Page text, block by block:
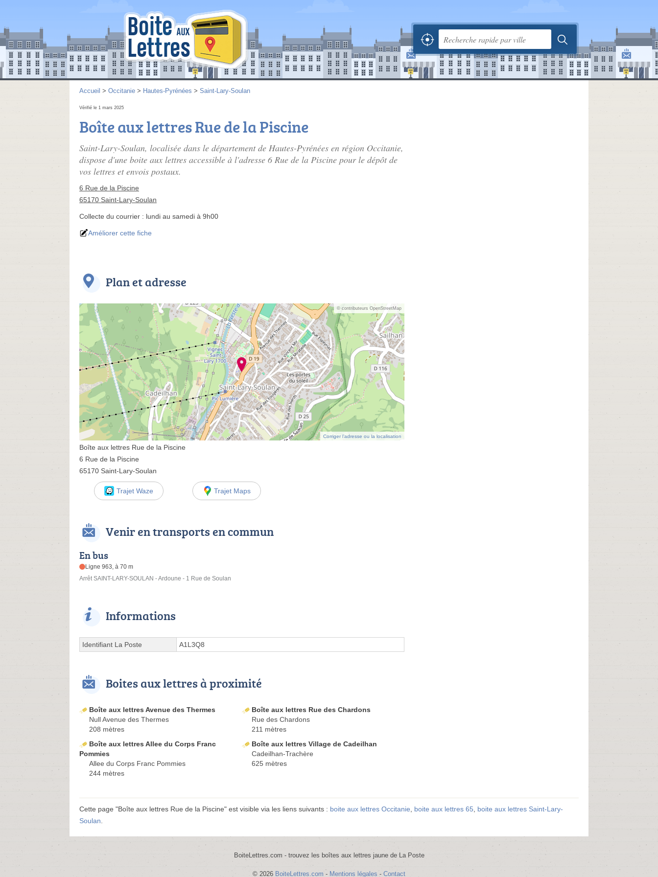
Accueil > Occitanie > Hautes-Pyrénées > Saint-Lary-Soulan
Vérifié le 1 mars 2025
Boîte aux lettres Rue de la Piscine
Saint-Lary-Soulan, localisée dans le département de Hautes-Pyrénées en région Occitanie,
dispose d'une boite aux lettres accessible à l'adresse 6 Rue de la Piscine pour le dépôt de
vos lettres et envois postaux.
6 Rue de la Piscine
65170 Saint-Lary-Soulan
Collecte du courrier : lundi au samedi à 9h00
Améliorer cette fiche
Plan et adresse
© contributeurs OpenStreetMap
Corriger l’adresse ou la localisation
Boîte aux lettres Rue de la Piscine
6 Rue de la Piscine
65170 Saint-Lary-Soulan
Trajet Waze Trajet Maps
Venir en transports en commun
En bus
Ligne 963, à 70 m
Arrêt SAINT-LARY-SOULAN - Ardoune - 1 Rue de Soulan
Informations
Identifiant La Poste A1L3Q8
Boites aux lettres à proximité
Boîte aux lettres Avenue des Thermes
Null Avenue des Thermes
208 mètres
Boîte aux lettres Rue des Chardons
Rue des Chardons
211 mètres
Boîte aux lettres Allee du Corps Franc
Pommies
Allee du Corps Franc Pommies
244 mètres
Boîte aux lettres Village de Cadeilhan
Cadeilhan-Trachère
625 mètres
Cette page "Boîte aux lettres Rue de la Piscine" est visible via les liens suivants : boite aux lettres Occitanie, boite aux lettres 65, boite aux lettres Saint-Lary-
Soulan.
BoiteLettres.com - trouvez les boîtes aux lettres jaune de La Poste
© 2026 BoiteLettres.com - Mentions légales - Contact